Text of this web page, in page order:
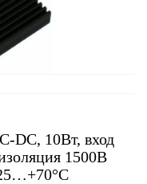
DC, 10Вт, вход
1500В